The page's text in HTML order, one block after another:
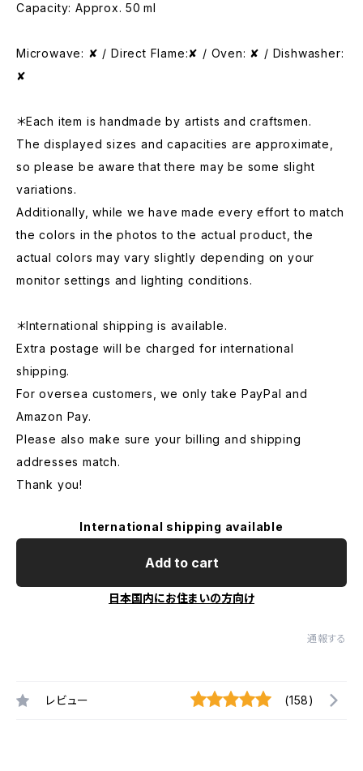
Capacity: Approx. 50 ml
Microwave: ✘ / Direct Flame:✘ / Oven: ✘ / Dishwasher:
✘
＊Each item is handmade by artists and craftsmen.
The displayed sizes and capacities are approximate,
so please be aware that there may be some slight
variations.
Additionally, while we have made every effort to match
the colors in the photos to the actual product, the
actual colors may vary slightly depending on your
monitor settings and lighting conditions.
＊International shipping is available.
Extra postage will be charged for international
shipping.
For oversea customers, we only take PayPal and
Amazon Pay.
Please also make sure your billing and shipping
addresses match.
Thank you!
International shipping available
Add to cart
日本国内にお住まいの方向け
通報する
レビュー (158)